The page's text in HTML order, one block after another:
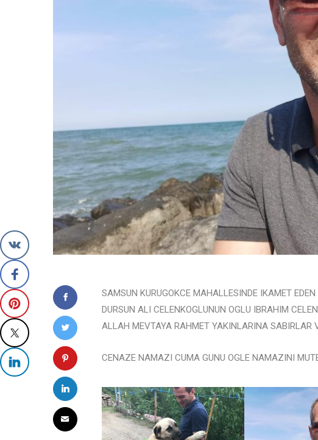
SAMSUN KURUGOKCE MAHALLESINDE IKAMET
DURSUN ALI CELENKOGLUNUN OGLU IBRAHIM
ALLAH MEVTAYA RAHMET YAKINLARINA SABIRLAR
CENAZE NAMAZI CUMA GUNU OGLE NAMAZINI